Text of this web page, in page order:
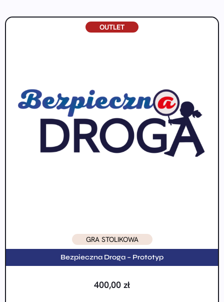
OUTLET
GRA STOLIKOWA
Bezpieczna Droga – Prototyp
400,00 zł